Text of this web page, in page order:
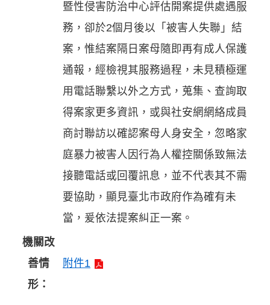
暨性侵害防治中心評估開案提供處遇服
務，卻於2個月後以「被害人失聯」結
案，惟結案隔日案母隨即再有成人保護
通報，經檢視其服務過程，未見積極運
用電話聯繫以外之方式，蒐集、查詢取
得案家更多資訊，或與社安網網絡成員
商討聯訪以確認案母人身安全，忽略家
庭暴力被害人因行為人權控關係致無法
接聽電話或回覆訊息，並不代表其不需
要協助，顯見臺北市政府作為確有未
當，爰依法提案糾正一案。
機關改
善情
形：
附件1